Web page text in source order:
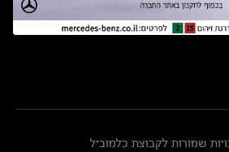
שמורות לקבוצת כלמוביל